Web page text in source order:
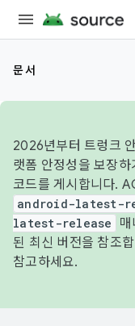
문서
2026년부터 트렁크
랫폼 안정성을 보장
코드를 게시합니다.
android-latest-
latest-release
된 최신 버전을 참조
참고하세요.